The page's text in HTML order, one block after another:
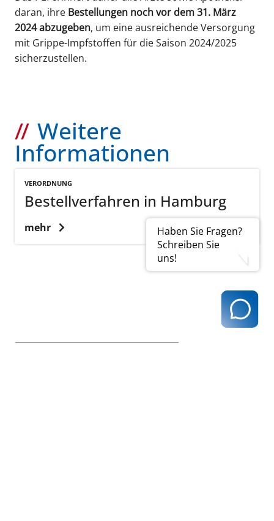
Haben Sie Fragen?
Schreiben Sie
uns!
daran, ihre Bestellungen noch vor dem 31. März
2024 abzugeben, um eine ausreichende Versorgung
mit Grippe-Impfstoffen für die Saison 2024/2025
sicherzustellen.
Weitere
Informationen
VERORDNUNG
Bestellverfahren in Hamburg
mehr